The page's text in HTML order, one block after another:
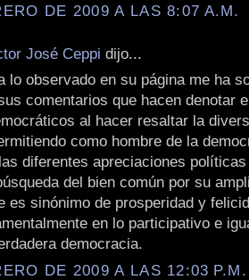
DE 2009 A LAS 8:07 A.M.
José Ceppi dijo...
lo observado en su página me ha
comentarios que hacen denotar
al hacer resaltar la
como hombre de la
diferentes apreciaciones
del bien común por su
es sinónimo de prosperidad y
en lo participativo e
democracia.
DE 2009 A LAS 12:03 P.M.